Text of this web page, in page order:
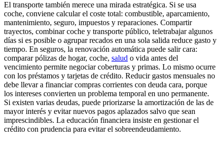
El transporte también merece una mirada estratégica. Si se usa
coche, conviene calcular el coste total: combustible, aparcamiento,
mantenimiento, seguro, impuestos y reparaciones. Compartir
trayectos, combinar coche y transporte público, teletrabajar algunos
días si es posible o agrupar recados en una sola salida reduce gasto y
tiempo. En seguros, la renovación automática puede salir cara:
comparar pólizas de hogar, coche, salud o vida antes del
vencimiento permite negociar coberturas y primas. Lo mismo ocurre
con los préstamos y tarjetas de crédito. Reducir gastos mensuales no
debe llevar a financiar compras corrientes con deuda cara, porque
los intereses convierten un problema temporal en uno permanente.
Si existen varias deudas, puede priorizarse la amortización de las de
mayor interés y evitar nuevos pagos aplazados salvo que sean
imprescindibles. La educación financiera insiste en gestionar el
crédito con prudencia para evitar el sobreendeudamiento.